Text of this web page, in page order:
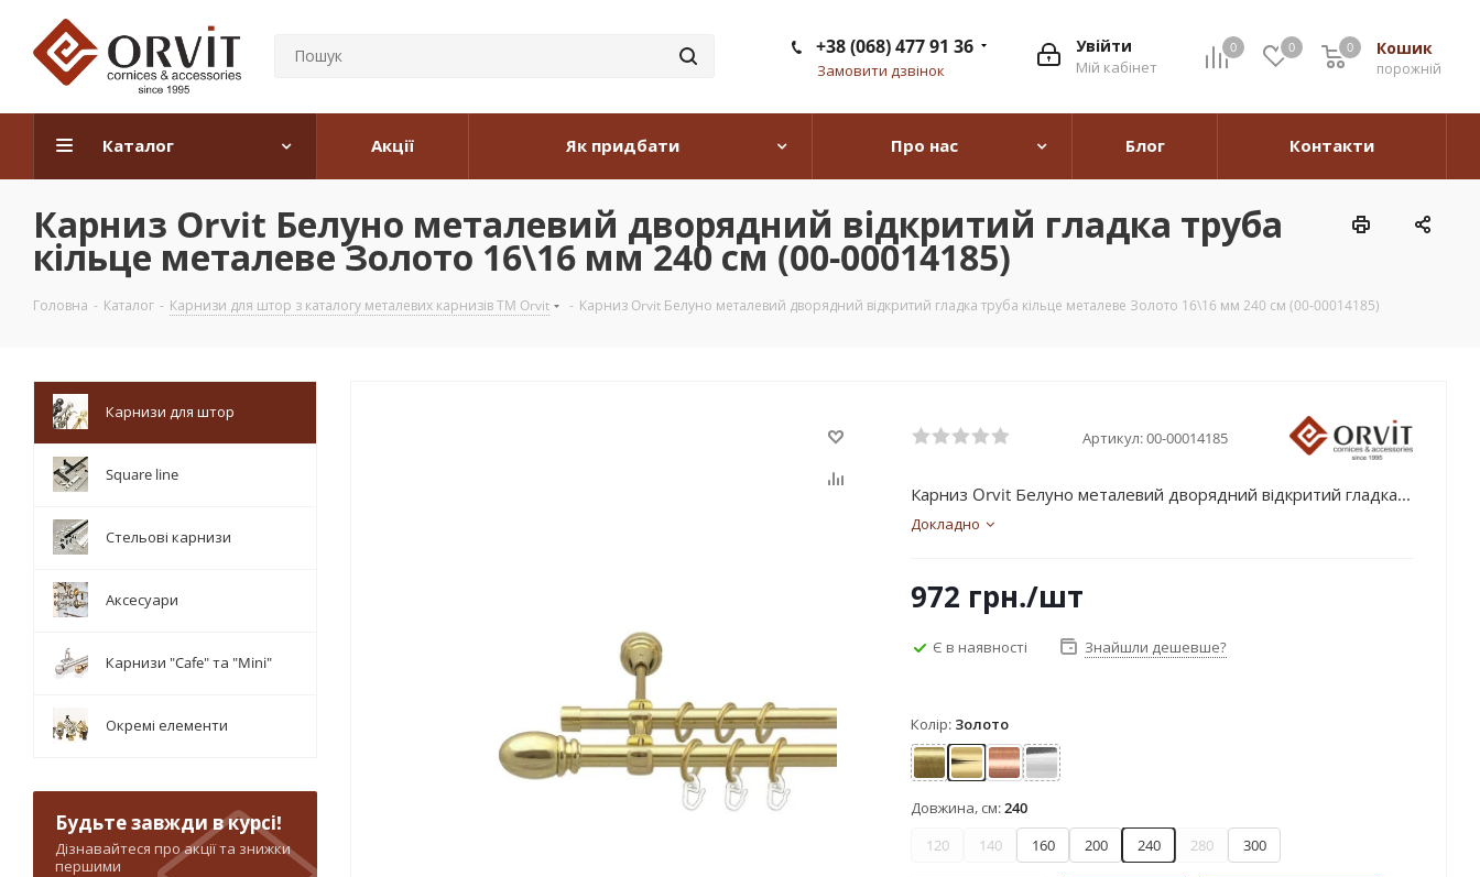
0 0 Кошик
0
порожній
0
Увійти
Мій кабінет
+38 (068) 477 91 36
Замовити дзвінок
Каталог Акції Як придбати Про нас Блог Контакти
Карниз Orvit Белуно металевий дворядний відкритий гладка труба
кільце металеве Золото 16\16 мм 240 см (00-00014185)
Головна - Каталог - Карнизи для штор з каталогу металевих карнизів TM Orvit - Карниз Orvit Белуно металевий дворядний відкритий гладка труба кільце металеве Золото 16\16 мм 240 см (00-00014185)
Артикул:00-00014185
Карниз Orvit Белуно металевий дворядний відкритий гладка...
Докладно
972 грн./шт
Є в наявності Знайшли дешевше?
Колір: Золото
АнтикЗолотоМідьХром
Довжина, см:240
120
140 160 200 240 280 300
Карнизи для штор
Square line
Стельові карнизи
Аксесуари
Карнизи "Cafe" та "Mini"
Окремі елементи
Будьте завжди в курсі!
Дізнавайтеся про акції та знижки
першими